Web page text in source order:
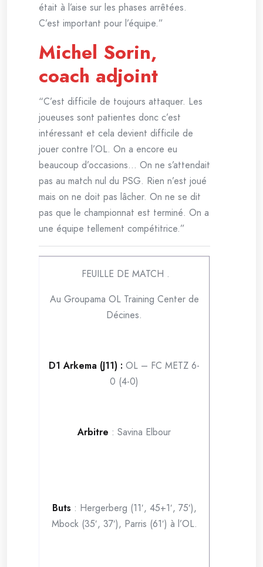
était à l’aise sur les phases arrêtées.
C’est important pour l’équipe.”
Michel Sorin,
coach adjoint
“C’est difficile de toujours attaquer. Les
joueuses sont patientes donc c’est
intéressant et cela devient difficile de
jouer contre l’OL. On a encore eu
beaucoup d’occasions… On ne s’attendait
pas au match nul du PSG. Rien n’est joué
mais on ne doit pas lâcher. On ne se dit
pas que le championnat est terminé. On a
une équipe tellement compétitrice.”
FEUILLE DE MATCH .
Au Groupama OL Training Center de
Décines.
D1 Arkema (J11) : OL – FC METZ 6-
0 (4-0)
Arbitre : Savina Elbour
Buts : Hergerberg (11′, 45+1′, 75′),
Mbock (35′, 37′), Parris (61′) à l’OL.